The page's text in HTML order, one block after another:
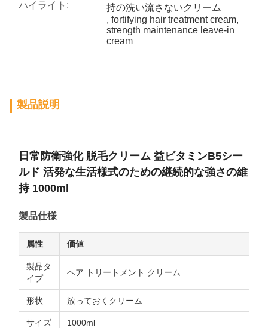
ハイライト:
持の洗い流さないクリーム
, fortifying hair treatment cream,
strength maintenance leave-in
cream
製品説明
日常防衛強化 脱毛クリーム 益ビタミンB5シー
ルド 活発な生活様式のための継続的な強さの維
持 1000ml
製品仕様
属性 価値
製品タ
イプ
ヘア トリートメント クリーム
形状 放っておくクリーム
サイズ 1000ml